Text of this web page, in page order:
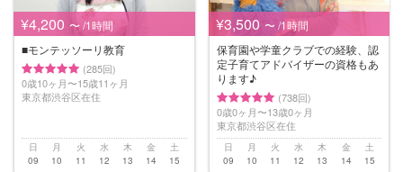
¥4,200 〜 /1時間
■モンテッソーリ教育
(285回)
0歳10ヶ月〜15歳11ヶ月
東京都渋谷区在住
日
09
月
10
火
11
水
12
木
13
金
14
土
15
¥3,500 〜 /1時間
保育園や学童クラブでの経験、認
定子育てアドバイザーの資格もあ
ります♪
(738回)
0歳0ヶ月〜13歳0ヶ月
東京都渋谷区在住
日
09
月
10
火
11
水
12
木
13
金
14
土
15